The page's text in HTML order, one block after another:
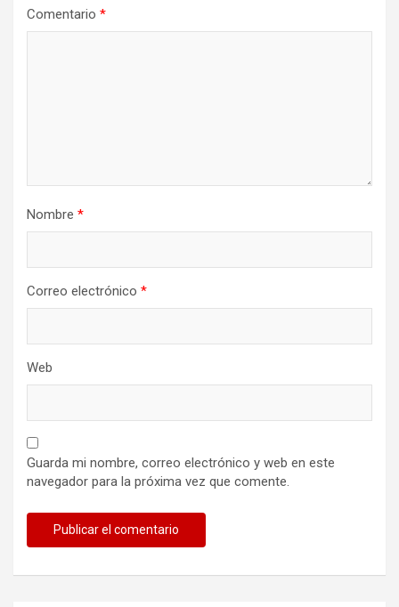
Comentario *
Nombre *
Correo electrónico *
Web
Guarda mi nombre, correo electrónico y web en este
navegador para la próxima vez que comente.